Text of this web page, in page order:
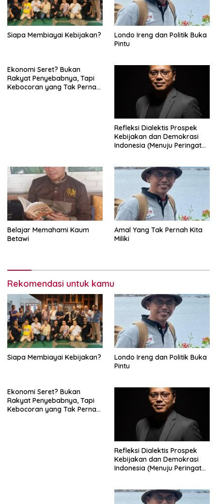
Siapa Membiayai Kebijakan?
Londo Ireng dan Politik Buka
Pintu
Ekonomi Seret? Bukan
Rakyat Penyebabnya, Tapi
Kebocoran yang Tak Pernah
Refleksi Dialektis Prospek
Kebijakan dan Demokrasi
Indonesia (Menuju Peringatan
Belajar Memahami Kaum
Betawi
Amal Yang Tak Pernah Kita
Miliki
Rekomendasi untuk kamu
Siapa Membiayai Kebijakan?
Londo Ireng dan Politik Buka
Pintu
Ekonomi Seret? Bukan
Rakyat Penyebabnya, Tapi
Kebocoran yang Tak Pernah
Refleksi Dialektis Prospek
Kebijakan dan Demokrasi
Indonesia (Menuju Peringatan